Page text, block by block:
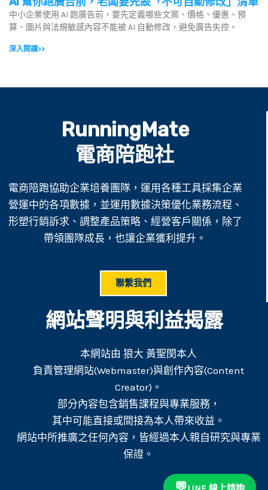
中小企業使用 AI 跑廣告前，要先定義哪些文案、價格、優惠、預
算、圖片與法規敏感內容不能被 AI 自動修改，避免廣告失控。
深入閱讀>>
RunningMate
電商陪跑社
電商陪跑協助企業培養團隊，運用各種工具採集企業
營運中的各項數據，並運用數據決策優化業務流程、
形塑行銷訴求、調整產品策略、經營客戶關係，除了
帶領團隊成長，也讓企業獲利提升。
聯繫我們
網站聲明與利益揭露
本網站由 狼大 黃聖閔本人
負責管理網站(Webmaster)與創作內容(Content
Creator)。
部分內容包含銷售課程與專業服務，
其中可能直接或間接為本人帶來收益。
網站中所推廣之任何內容，皆經過本人親自研究與專業
保證。
💬